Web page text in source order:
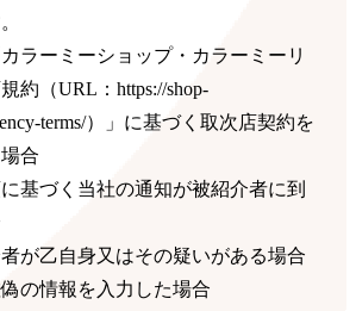
カラーミーショップ・カラーミーリ
約（URL：https://shop-
terms/）」に基づく取次店契約を
合
に基づく当社の通知が被紹介者に到
者が乙自身又はその疑いがある場合
偽の情報を入力した場合